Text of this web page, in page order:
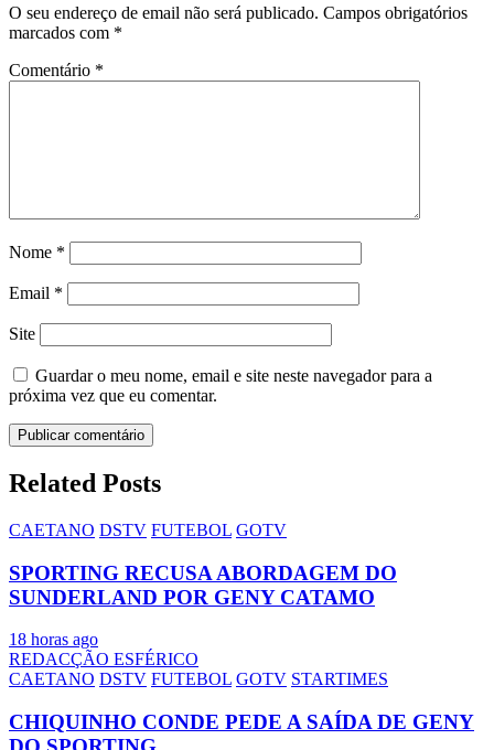
O seu endereço de email não será publicado. Campos obrigatórios
marcados com *
Comentário *
Nome *
Email *
Site
Guardar o meu nome, email e site neste navegador para a
próxima vez que eu comentar.
Related Posts
CAETANO DSTV FUTEBOL GOTV
SPORTING RECUSA ABORDAGEM DO
SUNDERLAND POR GENY CATAMO
18 horas ago
REDACÇÃO ESFÉRICO
CAETANO DSTV FUTEBOL GOTV STARTIMES
CHIQUINHO CONDE PEDE A SAÍDA DE GENY